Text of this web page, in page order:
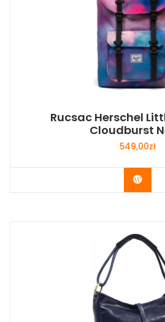
Rucsac Herschel
Cloudburst
549,00zł
Buy